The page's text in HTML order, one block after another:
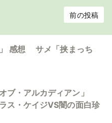
前の投稿
」 感想 サメ「挟まっち
オブ・アルカディアン」
ス・ケイジVS闇の面白珍